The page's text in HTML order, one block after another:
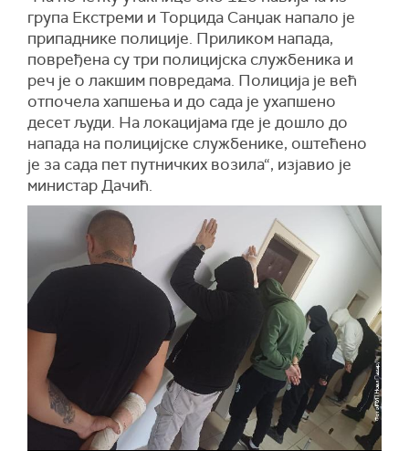
група Екстреми и Торцида Санџак напало је
припаднике полиције. Приликом напада,
повређена су три полицијска службеника и
реч је о лакшим повредама. Полиција је већ
отпочела хапшења и до сада је ухапшено
десет људи. На локацијама где је дошло до
напада на полицијске службенике, оштећено
је за сада пет путничких возила“, изјавио је
министар Дачић.